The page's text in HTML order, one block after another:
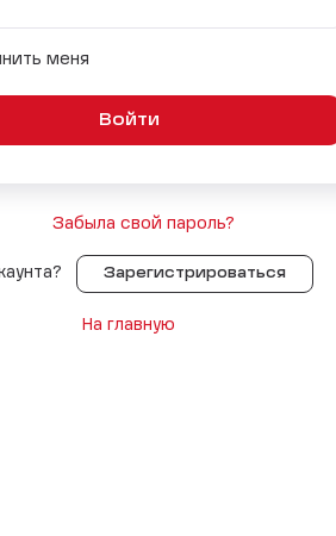
меня
Забыла свой пароль?
Зарегистрироваться
На главную